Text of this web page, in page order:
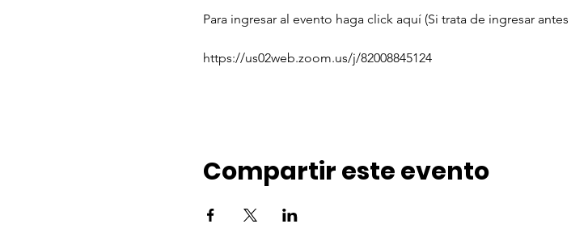
Para ingresar al evento haga click aquí (Si trata de ingresar
https://us02web.zoom.us/j/82008845124
Compartir este evento